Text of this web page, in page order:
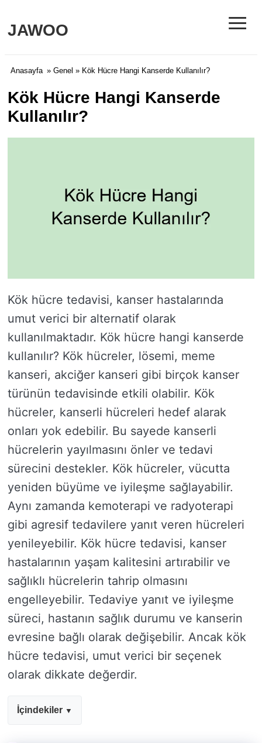
JAWOO ≡
Anasayfa » Genel » Kök Hücre Hangi Kanserde Kullanılır?
Kök Hücre Hangi Kanserde
Kullanılır?
Kök hücre tedavisi, kanser hastalarında
umut verici bir alternatif olarak
kullanılmaktadır. Kök hücre hangi kanserde
kullanılır? Kök hücreler, lösemi, meme
kanseri, akciğer kanseri gibi birçok kanser
türünün tedavisinde etkili olabilir. Kök
hücreler, kanserli hücreleri hedef alarak
onları yok edebilir. Bu sayede kanserli
hücrelerin yayılmasını önler ve tedavi
sürecini destekler. Kök hücreler, vücutta
yeniden büyüme ve iyileşme sağlayabilir.
Aynı zamanda kemoterapi ve radyoterapi
gibi agresif tedavilere yanıt veren hücreleri
yenileyebilir. Kök hücre tedavisi, kanser
hastalarının yaşam kalitesini artırabilir ve
sağlıklı hücrelerin tahrip olmasını
engelleyebilir. Tedaviye yanıt ve iyileşme
süreci, hastanın sağlık durumu ve kanserin
evresine bağlı olarak değişebilir. Ancak kök
hücre tedavisi, umut verici bir seçenek
olarak dikkate değerdir.
İçindekiler